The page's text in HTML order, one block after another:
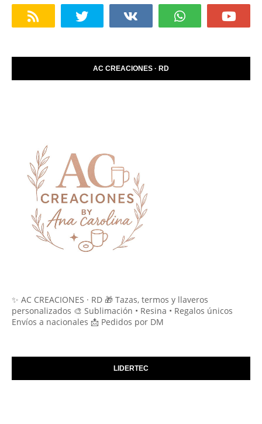
AC CREACIONES · RD
✨ AC CREACIONES · RD 🎁 Tazas, termos y llaveros
personalizados 🎨 Sublimación • Resina • Regalos únicos
Envíos a nacionales 📩 Pedidos por DM
LIDERTEC